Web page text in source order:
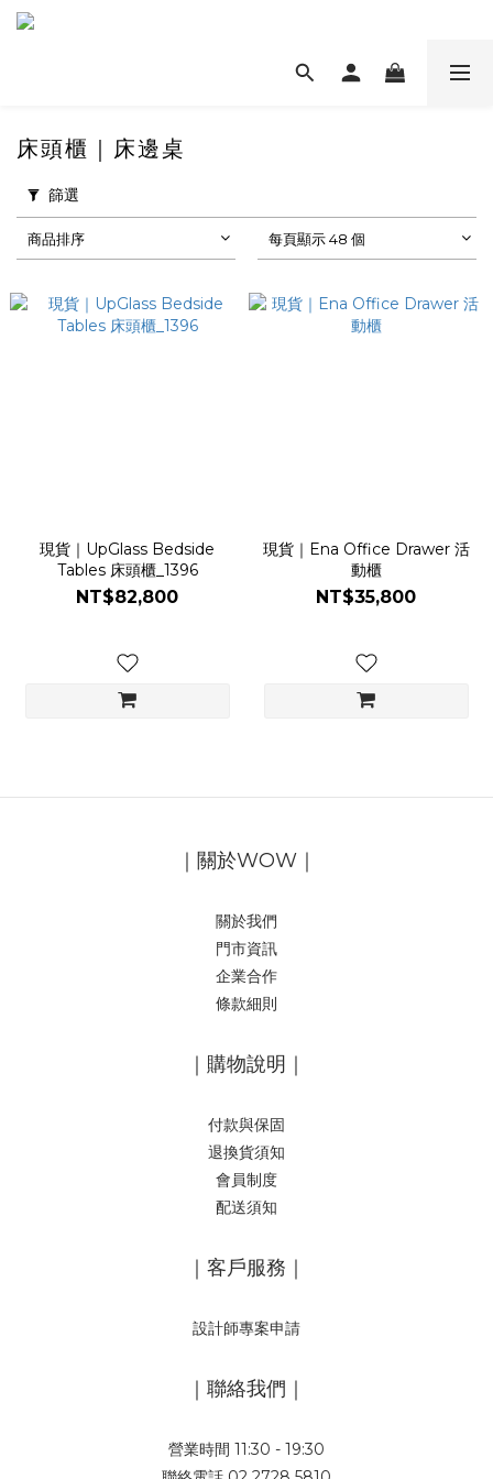
床頭櫃｜床邊桌
篩選
商品排序 每頁顯示 48 個
現貨｜UpGlass Bedside
Tables 床頭櫃_1396
NT$82,800
現貨｜Ena Office Drawer 活
動櫃
NT$35,800
｜關於WOW｜
關於我們
門市資訊
企業合作
條款細則
｜購物說明｜
付款與保固
退換貨須知
會員制度
配送須知
｜客戶服務｜
設計師專案申請
｜聯絡我們｜
營業時間 11:30 - 19:30